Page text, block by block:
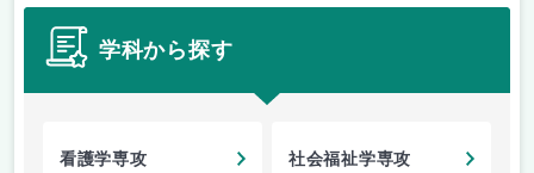
学科から探す
看護学専攻 社会福祉学専攻